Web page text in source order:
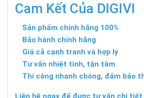
Cam Kết Của DIGIVI
Sản phẩm chính hãng 100%
Bảo hành chính hãng
Giá cả cạnh tranh và hợp lý
Tư vấn nhiệt tình, tận tâm
Thi công nhanh chóng, đảm bảo
Liên hệ ngay để được tư vấn chi tiết